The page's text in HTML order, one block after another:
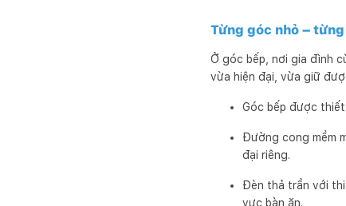
Từng góc nhỏ –
Ở góc bếp, nơi gia đình
vừa hiện đại, vừa giữ
Góc bếp được
Đường cong mềm
đại riêng.
Đèn thả trần với
vực bàn ăn.